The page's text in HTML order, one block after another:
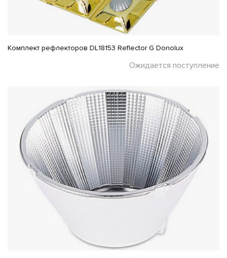
Комплект рефлекторов DL18153 Reflector G Donolux
Ожидается поступление